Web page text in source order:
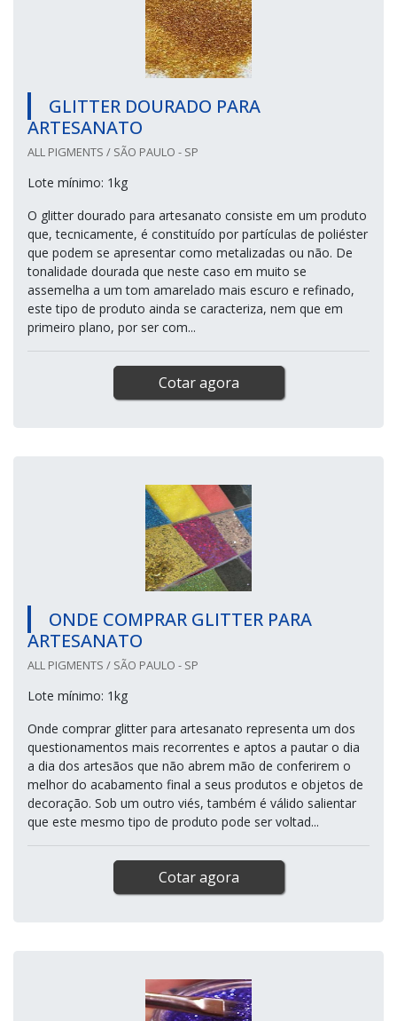
GLITTER DOURADO PARA
ARTESANATO
ALL PIGMENTS / SÃO PAULO - SP
Lote mínimo: 1kg
O glitter dourado para artesanato consiste em um produto
que, tecnicamente, é constituído por partículas de poliéster
que podem se apresentar como metalizadas ou não. De
tonalidade dourada que neste caso em muito se
assemelha a um tom amarelado mais escuro e refinado,
este tipo de produto ainda se caracteriza, nem que em
primeiro plano, por ser com...
Cotar agora
ONDE COMPRAR GLITTER PARA
ARTESANATO
ALL PIGMENTS / SÃO PAULO - SP
Lote mínimo: 1kg
Onde comprar glitter para artesanato representa um dos
questionamentos mais recorrentes e aptos a pautar o dia
a dia dos artesãos que não abrem mão de conferirem o
melhor do acabamento final a seus produtos e objetos de
decoração. Sob um outro viés, também é válido salientar
que este mesmo tipo de produto pode ser voltad...
Cotar agora